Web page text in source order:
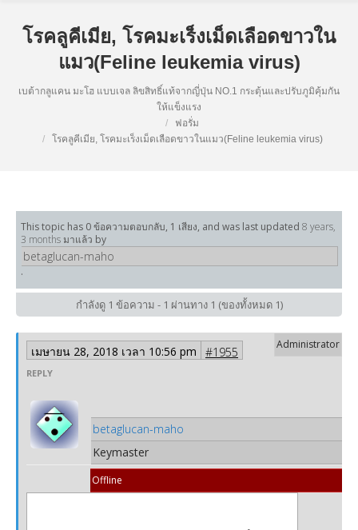
โรคลูคีเมีย, โรคมะเร็งเม็ดเลือดขาวใน
แมว(Feline leukemia virus)
เบต้ากลูแคน มะโฮ แบบเจล ลิขสิทธิ์แท้จากญี่ปุ่น NO.1 กระตุ้นและปรับภูมิคุ้มกัน
ให้แข็งแรง
ฟอรั่ม
โรคลูคีเมีย, โรคมะเร็งเม็ดเลือดขาวในแมว(Feline leukemia virus)
This topic has 0 ข้อความตอบกลับ, 1 เสียง, and was last updated 8 years,
3 months มาแล้ว by
betaglucan-maho
.
กำลังดู 1 ข้อความ - 1 ผ่านทาง 1 (ของทั้งหมด 1)
เมษายน 28, 2018 เวลา 10:56 pm #1955
REPLY
betaglucan-maho
Keymaster
Offline